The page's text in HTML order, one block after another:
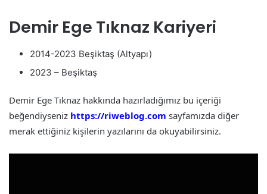
Demir Ege Tıknaz Kariyeri
2014-2023 Beşiktaş (Altyapı)
2023 – Beşiktaş
Demir Ege Tıknaz hakkında hazırladığımız bu içeriği
beğendiyseniz https://riweblog.com sayfamızda diğer
merak ettiğiniz kişilerin yazılarını da okuyabilirsiniz.